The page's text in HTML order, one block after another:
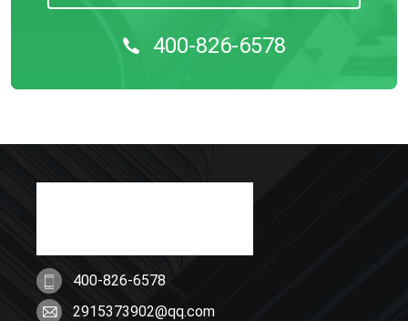
400-826-6578
400-826-6578
2915373902@qq.com